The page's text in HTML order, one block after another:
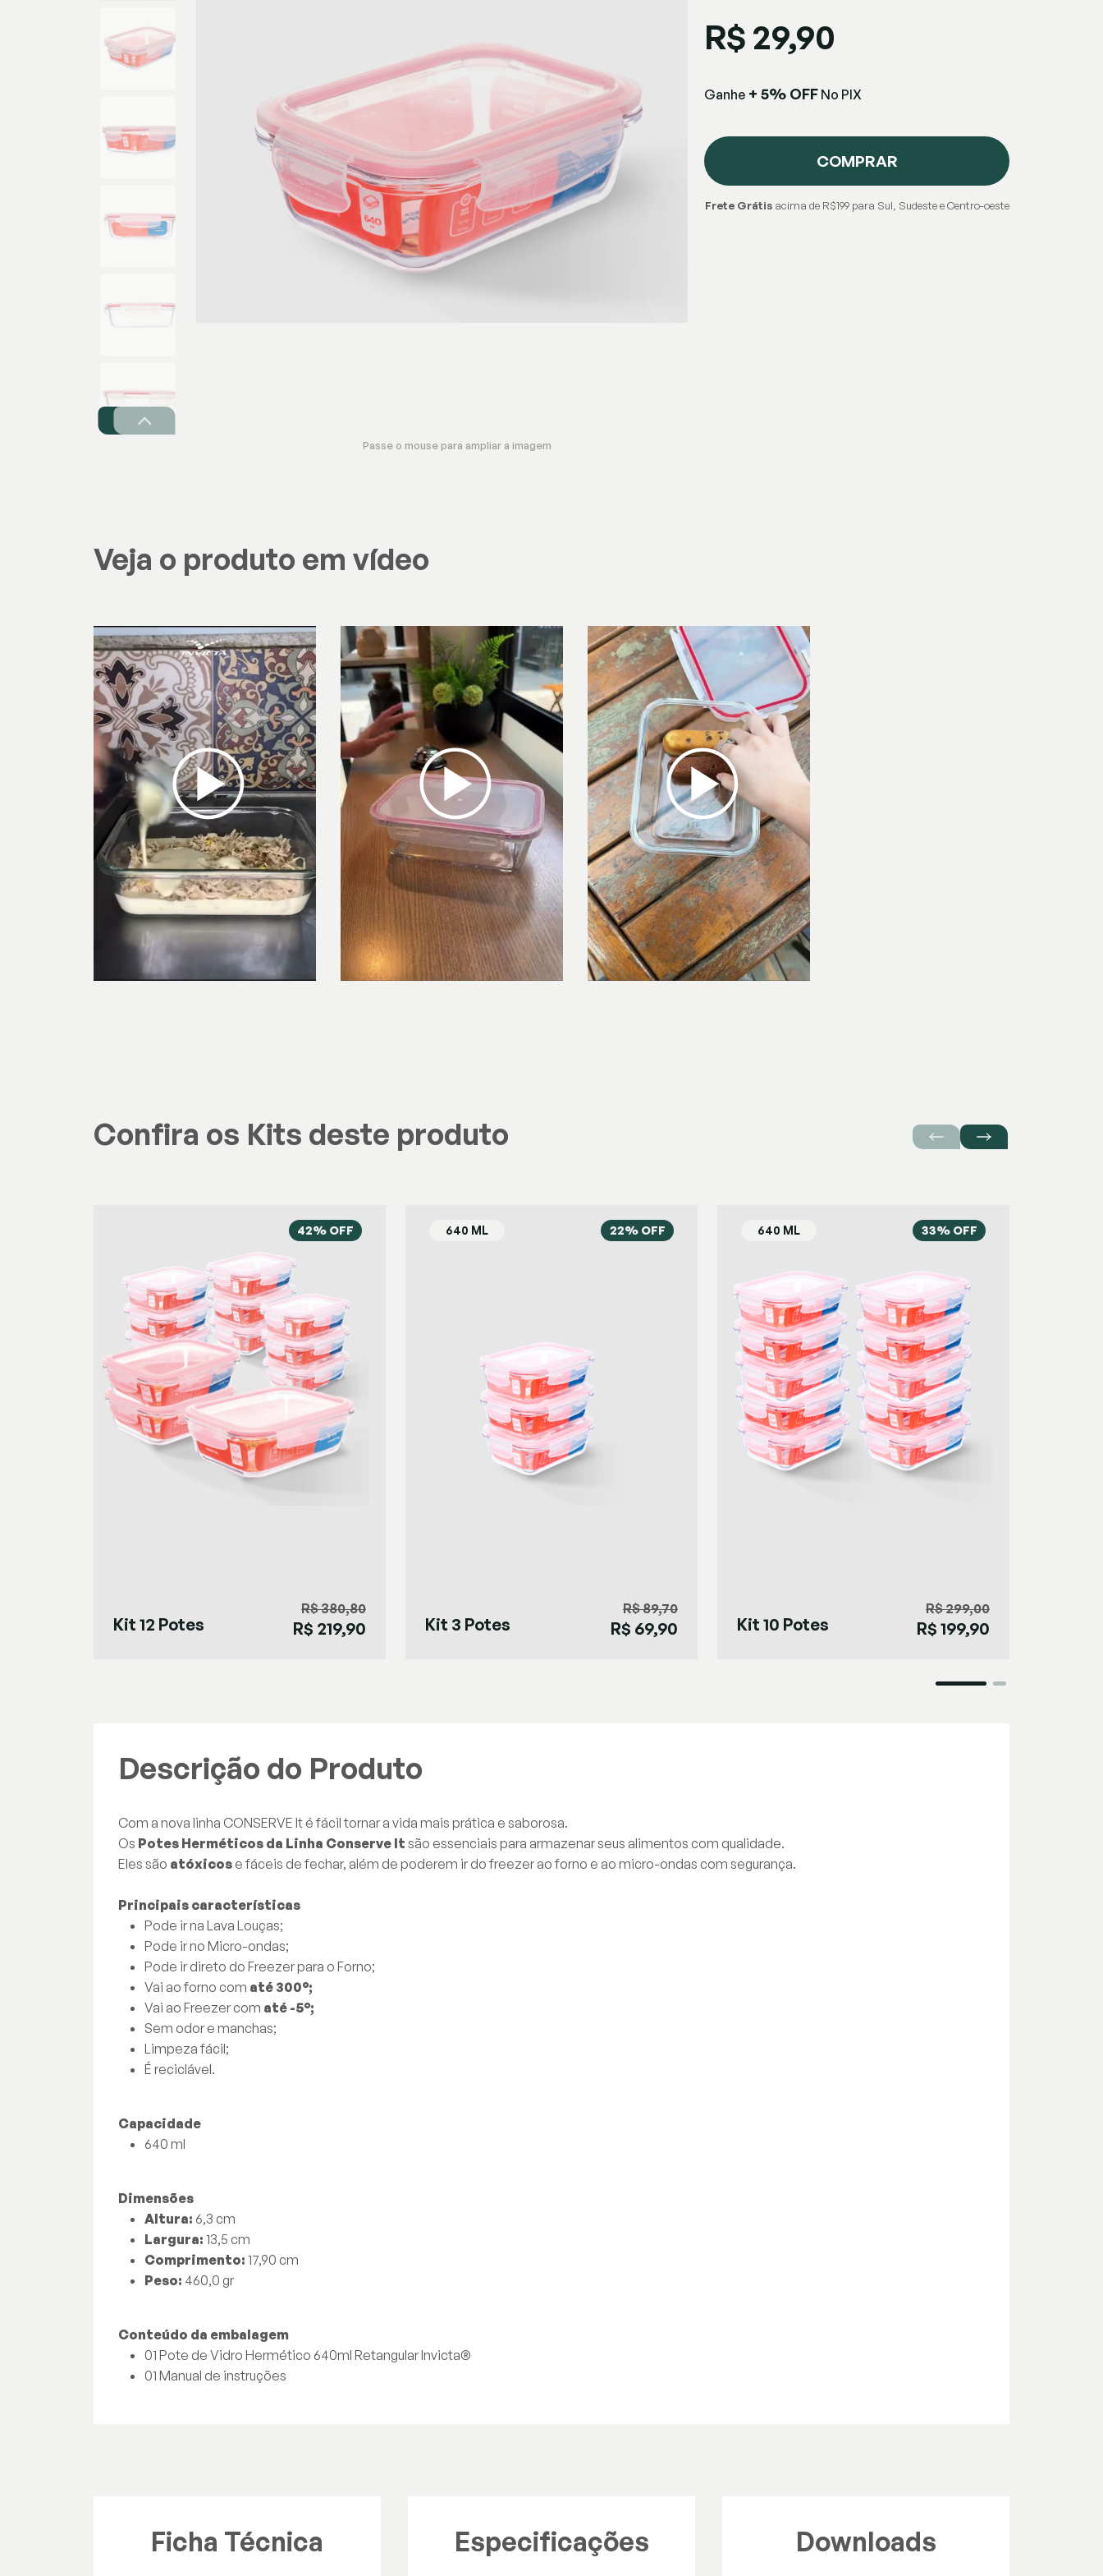
Passe o mouse para ampliar a imagem
R$ 29,90
Ganhe + 5% OFF No PIX
COMPRAR
Frete Grátisacima de R$199 para Sul, Sudeste e Centro-oeste
Veja o produto em vídeo
Confira os Kits deste produto
42% OFF
Kit 12 Potes
R$ 380,80
R$ 219,90
22% OFF
Kit 3 Potes
R$ 89,70
R$ 69,90
33% OFF
Kit 10 Potes
R$ 299,00
R$ 199,90
Descrição do Produto
Com a nova linha CONSERVE It é fácil tornar a vida mais prática e saborosa.
Os Potes Herméticos da Linha Conserve It são essenciais para armazenar seus alimentos com qualidade.
Eles são atóxicos e fáceis de fechar, além de poderem ir do freezer ao forno e ao micro-ondas com segurança.
Principais características
Pode ir na Lava Louças;
Pode ir no Micro-ondas;
Pode ir direto do Freezer para o Forno;
Vai ao forno com até 300°;
Vai ao Freezer com até -5°;
Sem odor e manchas;
Limpeza fácil;
É reciclável.
Capacidade
640 ml
Dimensões
Altura: 6,3 cm
Largura: 13,5 cm
Comprimento: 17,90 cm
Peso: 460,0 gr
Conteúdo da embalagem
01 Pote de Vidro Hermético 640ml Retangular Invicta®
01 Manual de instruções
Ficha Técnica Especificações Downloads